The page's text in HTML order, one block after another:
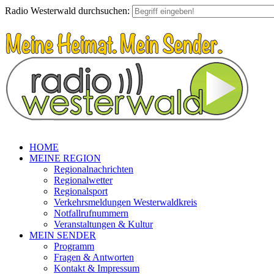
Radio Westerwald durchsuchen:
HOME
MEINE REGION
Regionalnachrichten
Regionalwetter
Regionalsport
Verkehrsmeldungen Westerwaldkreis
Notfallrufnummern
Veranstaltungen & Kultur
MEIN SENDER
Programm
Fragen & Antworten
Kontakt & Impressum